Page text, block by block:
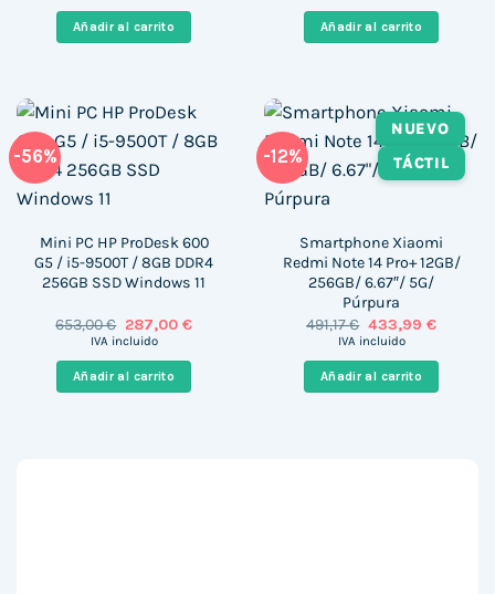
era:
618,00 €.
es:
258,00 €.
Añadir al carrito
era:
829,58 €.
es:
710,99
Añadir al carrito
-56%
Mini PC HP ProDesk 600
G5 / i5-9500T / 8GB DDR4
256GB SSD Windows 11
653,00€ El
precio
era:
653,00 €.
287,00 €El
es:
287,00 €.
IVA incluido
Añadir al carrito
-12%
NUEVO
TÁCTIL
Smartphone Xiaomi
Redmi Note 14 Pro+ 12GB/
256GB/ 6.67″/ 5G/
Púrpura
491,17€ El
precio
era:
491,17 €.
433,99 €El
es:
433,99
IVA incluido
Añadir al carrito